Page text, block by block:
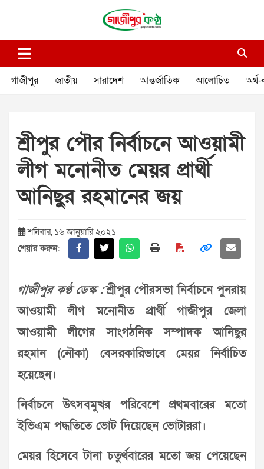
গাজীপুর কণ্ঠ
গাজীপুর জাতীয় সারাদেশ আন্তর্জাতিক আলোচিত অর্থ-
শ্রীপুর পৌর নির্বাচনে আওয়ামী
লীগ মনোনীত মেয়র প্রার্থী
আনিছুর রহমানের জয়
শনিবার, ১৬ জানুয়ারি ২০২১
শেয়ার করুন:
গাজীপুর কণ্ঠ ডেস্ক :শ্রীপুর পৌরসভা নির্বাচনে পুনরায়
আওয়ামী লীগ মনোনীত প্রার্থী গাজীপুর জেলা
আওয়ামী লীগের সাংগঠনিক সম্পাদক আনিছুর
রহমান (নৌকা) বেসরকারিভাবে মেয়র নির্বাচিত
হয়েছেন।
নির্বাচনে উৎসবমুখর পরিবেশে প্রথমবারের মতো
ইভিএম পদ্ধতিতে ভোট দিয়েছেন ভোটাররা।
মেয়র হিসেবে টানা চতুর্থবারের মতো জয় পেয়েছেন